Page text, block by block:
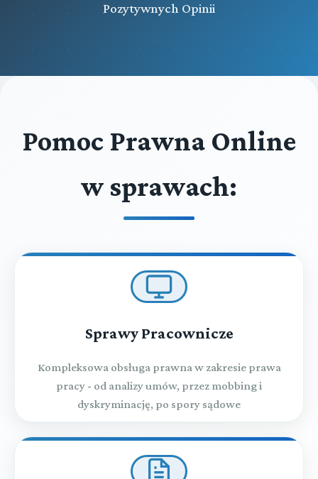
Pozytywnych Opinii
Pomoc Prawna Online
w sprawach:
Sprawy Pracownicze
Kompleksowa obsługa prawna w zakresie prawa
pracy - od analizy umów, przez mobbing i
dyskryminację, po spory sądowe